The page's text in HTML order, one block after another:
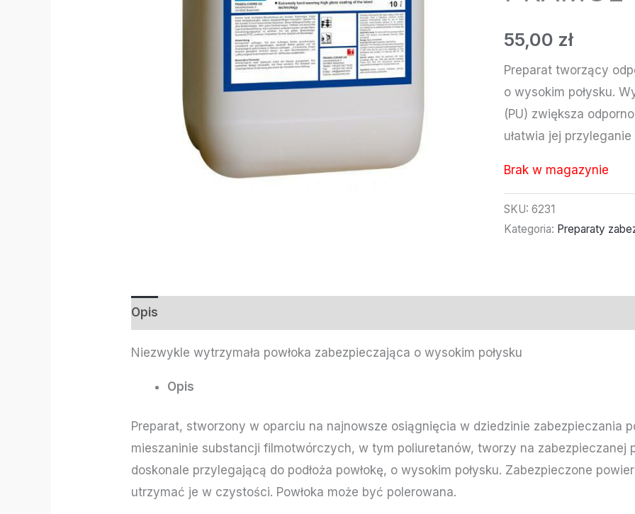
55,00 zł
Preparat tworzący
o wysokim połysku.
(PU) zwiększa
ułatwia jej przyleganie
Brak w magazynie
SKU: 6231
Kategoria: Preparaty
Opis
Niezwykle wytrzymała powłoka zabezpieczająca o wysokim połysku
Opis
Preparat, stworzony w oparciu na najnowsze osiągnięcia w dziedzinie zabezpieczania
mieszaninie substancji filmotwórczych, w tym poliuretanów, tworzy na zabezpieczanej
doskonale przylegającą do podłoża powłokę, o wysokim połysku. Zabezpieczone
utrzymać je w czystości. Powłoka może być polerowana.